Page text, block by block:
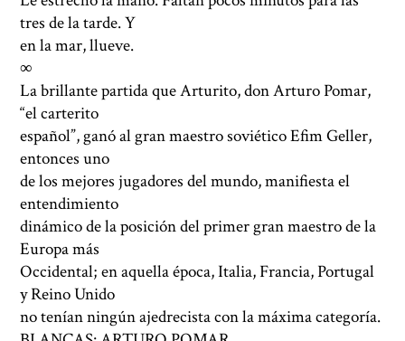
tres de la tarde. Y
en la mar, llueve.
∞
La brillante partida que Arturito, don Arturo Pomar,
“el carterito
español”, ganó al gran maestro soviético Efim Geller,
entonces uno
de los mejores jugadores del mundo, manifiesta el
entendimiento
dinámico de la posición del primer gran maestro de la
Europa más
Occidental; en aquella época, Italia, Francia, Portugal
y Reino Unido
no tenían ningún ajedrecista con la máxima categoría.